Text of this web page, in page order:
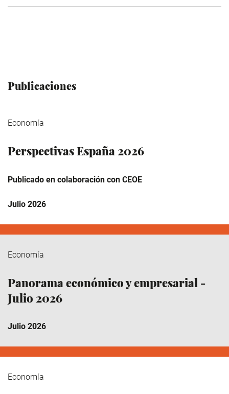
Publicaciones
Economía
Perspectivas España 2026
Publicado en colaboración con CEOE
Julio 2026
Economía
Panorama económico y empresarial -
Julio 2026
Julio 2026
Economía